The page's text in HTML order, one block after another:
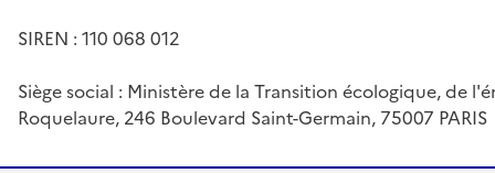
SIREN : 110 068 012
Siège social : Ministère de la Transition écologique, de
Roquelaure, 246 Boulevard Saint-Germain, 75007 PARIS